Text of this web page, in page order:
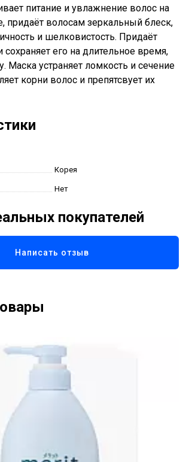
питание и увлажнение волос на
придаёт волосам зеркальный блеск,
и шелковистость. Придаёт
его на длительное время,
Маска устраняет ломкость и сечение
корни волос и препятсвует их
Корея
Нет
покупателей
Написать отзыв